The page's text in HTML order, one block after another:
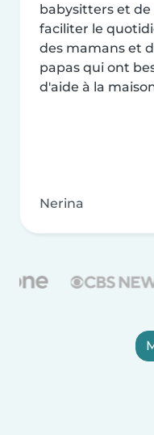
babysitters et de
faciliter le
des mamans et
papas qui ont
d'aide à la
Nerina